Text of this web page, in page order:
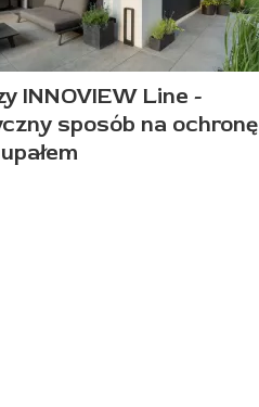
INNOVIEW Line -
sposób na ochronę